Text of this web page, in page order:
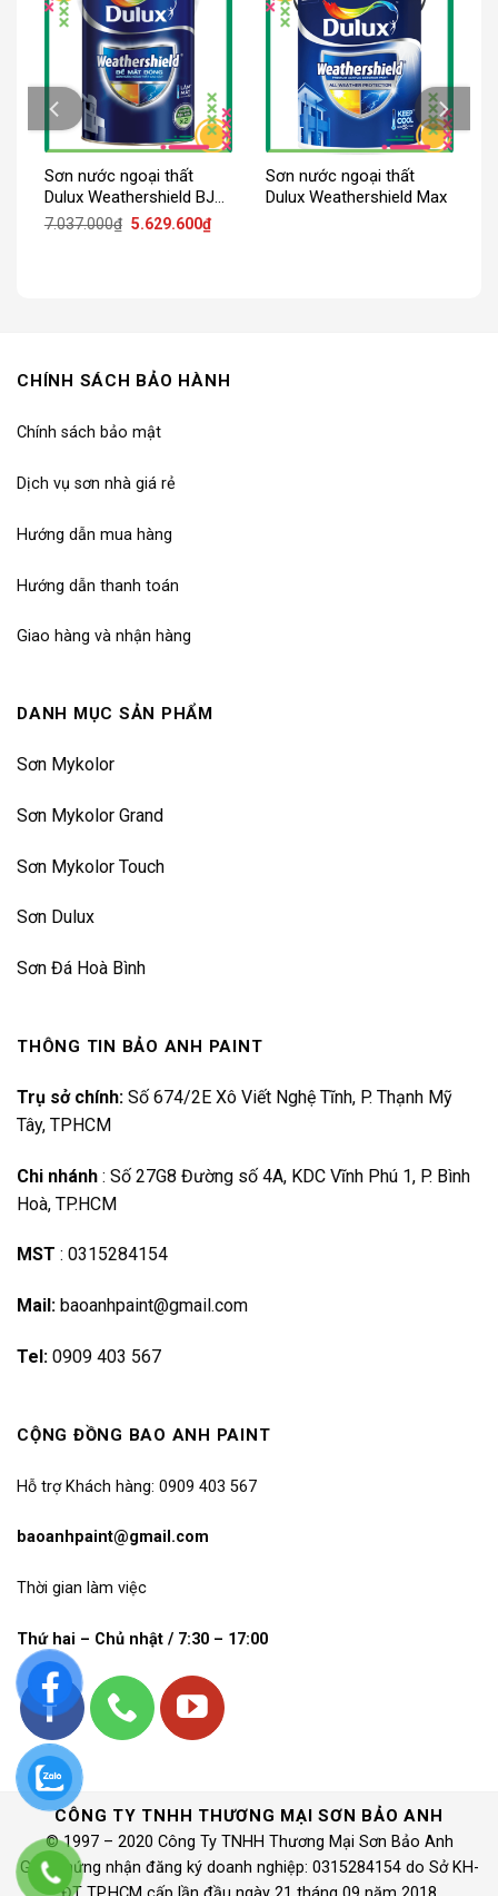
Sơn nước ngoại thất
Dulux Weathershield BJ9
bề mặt bóng
7.037.000₫ Giá
5.629.600₫Giá
hiện
Sơn nước ngoại thất
Dulux Weathershield Max
CHÍNH SÁCH BẢO HÀNH
Chính sách bảo mật
Dịch vụ sơn nhà giá rẻ
Hướng dẫn mua hàng
Hướng dẫn thanh toán
Giao hàng và nhận hàng
DANH MỤC SẢN PHẨM
Sơn Mykolor
Sơn Mykolor Grand
Sơn Mykolor Touch
Sơn Dulux
Sơn Đá Hoà Bình
THÔNG TIN BẢO ANH PAINT
Trụ sở chính: Số 674/2E Xô Viết Nghệ Tĩnh, P. Thạnh Mỹ
Tây, TPHCM
Chi nhánh : Số 27G8 Đường số 4A, KDC Vĩnh Phú 1, P. Bình
Hoà, TP.HCM
MST : 0315284154
Mail: baoanhpaint@gmail.com
Tel: 0909 403 567
CỘNG ĐỒNG BAO ANH PAINT
Hỗ trợ Khách hàng: 0909 403 567
baoanhpaint@gmail.com
Thời gian làm việc
Thứ hai – Chủ nhật / 7:30 – 17:00
CÔNG TY TNHH THƯƠNG MẠI SƠN BẢO ANH
© 1997 – 2020 Công Ty TNHH Thương Mại Sơn Bảo Anh
Giấy chứng nhận đăng ký doanh nghiệp: 0315284154 do Sở KH-